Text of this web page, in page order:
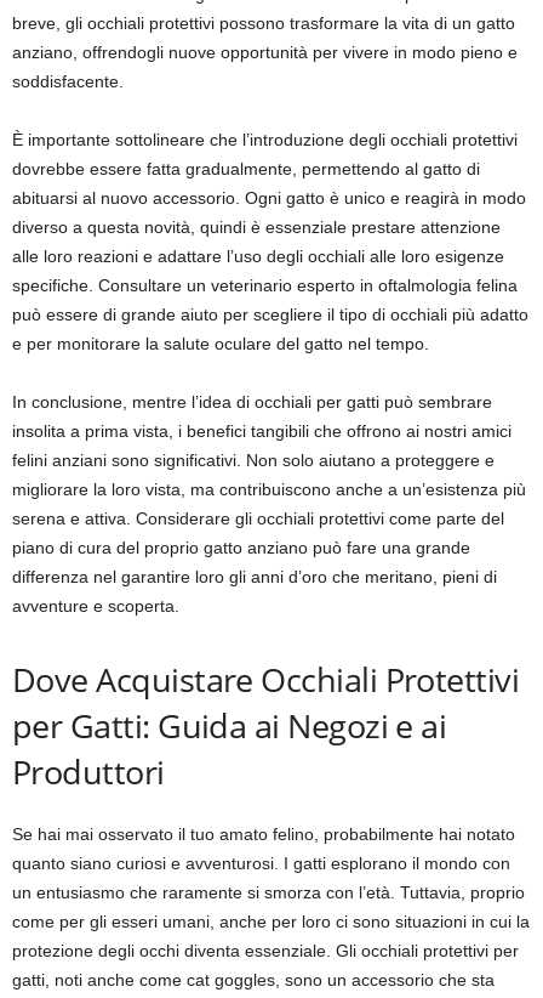
breve, gli occhiali protettivi possono trasformare la vita di un gatto
anziano, offrendogli nuove opportunità per vivere in modo pieno e
soddisfacente.
È importante sottolineare che l’introduzione degli occhiali protettivi
dovrebbe essere fatta gradualmente, permettendo al gatto di
abituarsi al nuovo accessorio. Ogni gatto è unico e reagirà in modo
diverso a questa novità, quindi è essenziale prestare attenzione
alle loro reazioni e adattare l’uso degli occhiali alle loro esigenze
specifiche. Consultare un veterinario esperto in oftalmologia felina
può essere di grande aiuto per scegliere il tipo di occhiali più adatto
e per monitorare la salute oculare del gatto nel tempo.
In conclusione, mentre l’idea di occhiali per gatti può sembrare
insolita a prima vista, i benefici tangibili che offrono ai nostri amici
felini anziani sono significativi. Non solo aiutano a proteggere e
migliorare la loro vista, ma contribuiscono anche a un’esistenza più
serena e attiva. Considerare gli occhiali protettivi come parte del
piano di cura del proprio gatto anziano può fare una grande
differenza nel garantire loro gli anni d’oro che meritano, pieni di
avventure e scoperta.
Dove Acquistare Occhiali Protettivi
per Gatti: Guida ai Negozi e ai
Produttori
Se hai mai osservato il tuo amato felino, probabilmente hai notato
quanto siano curiosi e avventurosi. I gatti esplorano il mondo con
un entusiasmo che raramente si smorza con l’età. Tuttavia, proprio
come per gli esseri umani, anche per loro ci sono situazioni in cui la
protezione degli occhi diventa essenziale. Gli occhiali protettivi per
gatti, noti anche come cat goggles, sono un accessorio che sta